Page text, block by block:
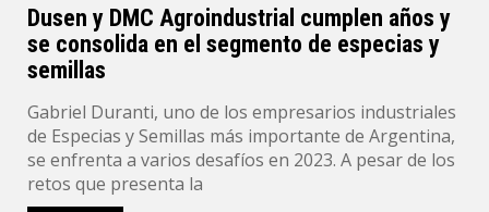
Dusen y DMC Agroindustrial cumplen años y
se consolida en el segmento de especias y
semillas
Gabriel Duranti, uno de los empresarios industriales
de Especias y Semillas más importante de Argentina,
se enfrenta a varios desafíos en 2023. A pesar de los
retos que presenta la